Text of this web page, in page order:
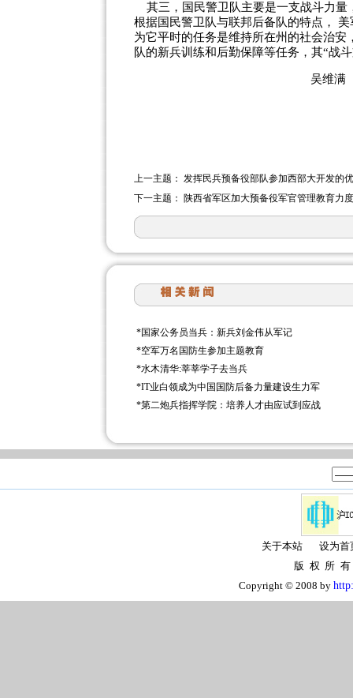
其三，国民警卫队主要是一支战斗力量
根据国民警卫队与联邦后备队的特点，
为它平时的任务是维持所在州的社会治
队的新兵训练和后勤保障等任务，其“战
吴维满
上一主题： 发挥民兵预备役部队参加西部大开发的
下一主题： 陕西省军区加大预备役军官管理教育力度
*国家公务员当兵：新兵刘金伟从军记
*空军万名国防生参加主题教育
*水木清华:莘莘学子去当兵
*IT业白领成为中国国防后备力量建设生力军
*第二炮兵指挥学院：培养人才由应试到应战